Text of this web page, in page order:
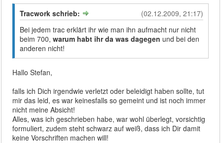
(02.12.2009, 21:17)
Tracwork schrieb:
Bei jedem trac erklärt ihr wie man ihn aufmacht nur nicht
beim 700,warum habt ihr da was dagegen und bei den
anderen nicht!
Hallo Stefan,
falls ich Dich irgendwie verletzt oder beleidigt haben sollte, tut
mir das leid, es war keinesfalls so gemeint und ist noch immer
nicht meine Absicht!
Alles, was ich geschrieben habe, war wohl überlegt, vorsichtig
formuliert, zudem steht schwarz auf weiß, dass ich Dir damit
keine Vorschriften machen will!